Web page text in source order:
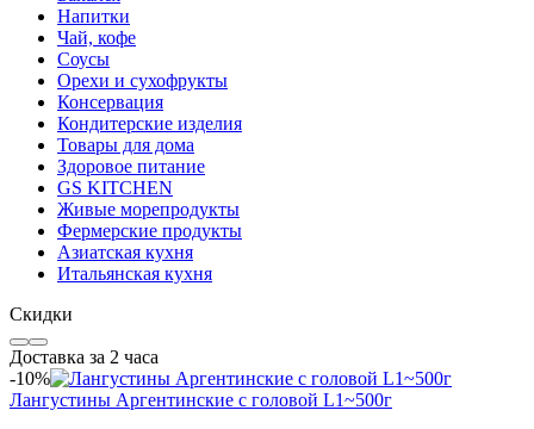
Напитки
Чай, кофе
Соусы
Орехи и сухофрукты
Консервация
Кондитерские изделия
Товары для дома
Здоровое питание
GS KITCHEN
Живые морепродукты
Фермерские продукты
Азиатская кухня
Итальянская кухня
Скидки
Доставка за 2 часа
-10%
Лангустины Аргентинские с головой L1~500г